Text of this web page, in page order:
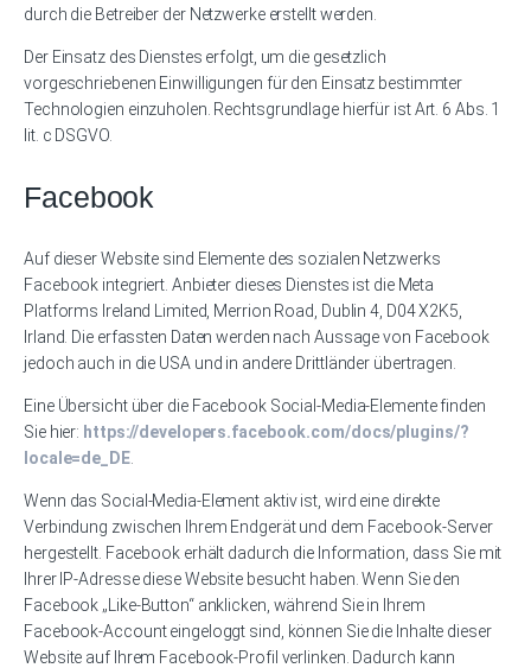
durch die Betreiber der Netzwerke erstellt werden.
Der Einsatz des Dienstes erfolgt, um die gesetzlich
vorgeschriebenen Einwilligungen für den Einsatz bestimmter
Technologien einzuholen. Rechtsgrundlage hierfür ist Art. 6 Abs. 1
lit. c DSGVO.
Facebook
Auf dieser Website sind Elemente des sozialen Netzwerks
Facebook integriert. Anbieter dieses Dienstes ist die Meta
Platforms Ireland Limited, Merrion Road, Dublin 4, D04 X2K5,
Irland. Die erfassten Daten werden nach Aussage von Facebook
jedoch auch in die USA und in andere Drittländer übertragen.
Eine Übersicht über die Facebook Social-Media-Elemente finden
Sie hier: https://developers.facebook.com/docs/plugins/?
locale=de_DE.
Wenn das Social-Media-Element aktiv ist, wird eine direkte
Verbindung zwischen Ihrem Endgerät und dem Facebook-Server
hergestellt. Facebook erhält dadurch die Information, dass Sie mit
Ihrer IP-Adresse diese Website besucht haben. Wenn Sie den
Facebook „Like-Button“ anklicken, während Sie in Ihrem
Facebook-Account eingeloggt sind, können Sie die Inhalte dieser
Website auf Ihrem Facebook-Profil verlinken. Dadurch kann